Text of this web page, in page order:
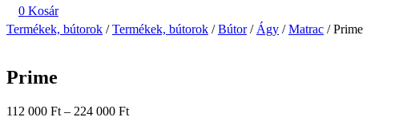
0 Kosár
Termékek, bútorok /Termékek, bútorok /Bútor/ Ágy /Matrac / Prime
Prime
112 000 Ft – 224 000 Ft